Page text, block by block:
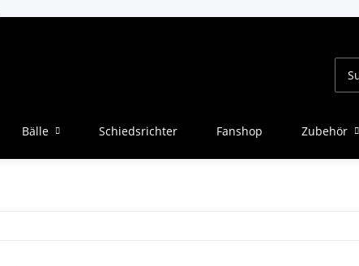
Bälle Schiedsrichter Fanshop Zubehör